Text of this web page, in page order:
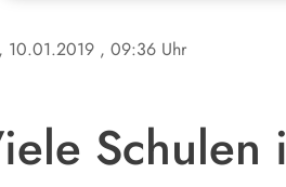
10.01.2019 , 09:36 Uhr
Schulen